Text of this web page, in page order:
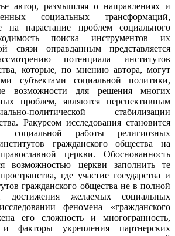
автор, размышляя о направлениях и
социальных трансформаций,
на нарастание проблем социального
поиска инструментов их
связи оправданным представляется
потенциала институтов
которые, по мнению автора, могут
субъектами социальной политики,
возможности для решения многих
проблем, являются перспективным
политической стабилизации
Ракурсом исследования становится
социальной работы религиозных
гражданского общества на
церкви. Обоснованность
возможностью церкви заполнить те
где участие государства и
гражданского общества не в полной
достижения желаемых социальных
феномена «гражданского
его сложность и многогранность,
факторы укрепления партнерских